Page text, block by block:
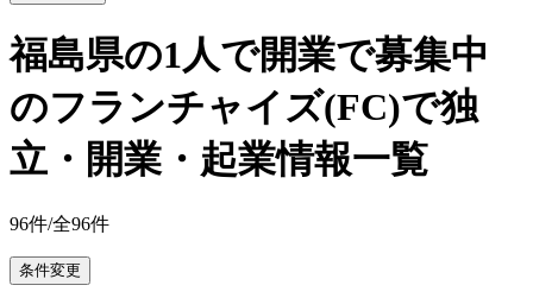
福島県の1人で開業で募集中
のフランチャイズ(FC)で独
立・開業・起業情報一覧
96件/全96件
条件変更